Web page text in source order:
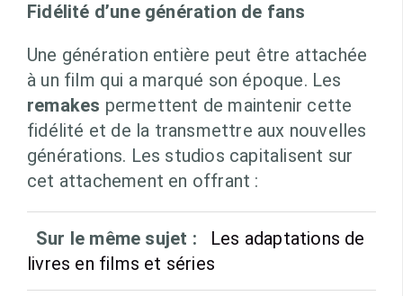
Fidélité d’une génération de fans
Une génération entière peut être attachée
à un film qui a marqué son époque. Les
remakes permettent de maintenir cette
fidélité et de la transmettre aux nouvelles
générations. Les studios capitalisent sur
cet attachement en offrant :
Sur le même sujet :
Les adaptations de
livres en films et séries